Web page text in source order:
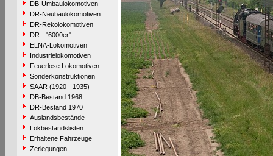
DB-Umbaulokomotiven
DR-Neubaulokomotiven
DR-Rekolokomotiven
DR - "6000er"
ELNA-Lokomotiven
Industrielokomotiven
Feuerlose Lokomotiven
Sonderkonstruktionen
SAAR (1920 - 1935)
DB-Bestand 1968
DR-Bestand 1970
Auslandsbestände
Lokbestandslisten
Erhaltene Fahrzeuge
Zerlegungen